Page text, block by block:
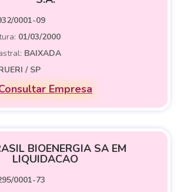
0001-09
01/03/2000
BAIXADA
/ SP
Empresa
BIOENERGIA SA EM
LIQUIDACAO
0001-73